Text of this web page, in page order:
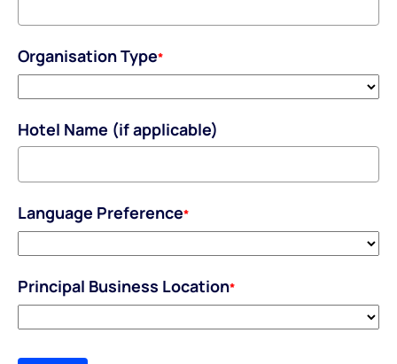
Organisation Type*
Hotel Name (if applicable)
Language Preference*
Principal Business Location*